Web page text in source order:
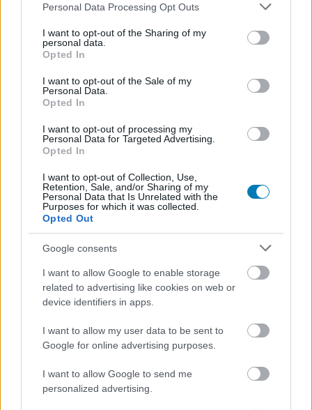
Please note that this website/app uses one or more Google
not limited to your visit or usage behaviour. You may click to
grant or deny consent to Google and its third-party tags to
use your data for below specified purposes in below Google
consent section.
Personal Data Processing Opt Outs
I want to opt-out of the Sharing of my
personal data.
Opted In
I want to opt-out of the Sale of my
Personal Data.
Opted In
I want to opt-out of processing my
Personal Data for Targeted Advertising.
Opted In
I want to opt-out of Collection, Use,
Retention, Sale, and/or Sharing of my
Personal Data that Is Unrelated with the
Purposes for which it was collected.
Opted Out
Google consents
I want to allow Google to enable storage
related to advertising like cookies on web or
device identifiers in apps.
I want to allow my user data to be sent to
Google for online advertising purposes.
I want to allow Google to send me
personalized advertising.
szezonoknak hála a játékosoknak több lehetőségük van
jutalmak elnyerésére. A Challengek teljesítésével új
skinek várnak ránk, a meccskeresési rendszeren is
finomítottak, és a karakterek közötti egyensúlyon is
csiszoltak egy keveset.